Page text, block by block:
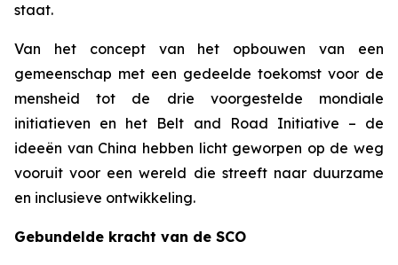
staat.
Van het concept van het opbouwen van een
gemeenschap met een gedeelde toekomst voor de
mensheid tot de drie voorgestelde mondiale
initiatieven en het Belt and Road Initiative – de
ideeën van China hebben licht geworpen op de weg
vooruit voor een wereld die streeft naar duurzame
en inclusieve ontwikkeling.
Gebundelde kracht van de SCO